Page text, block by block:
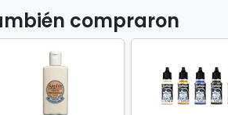
compraron